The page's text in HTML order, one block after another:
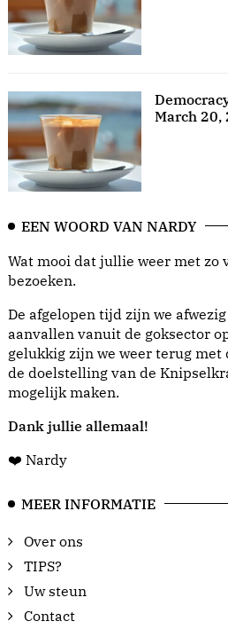
March 20,
EEN WOORD VAN NARDY
Wat mooi dat jullie weer met zo
bezoeken.
De afgelopen tijd zijn we
aanvallen vanuit de goksector
gelukkig zijn we weer terug met
de doelstelling van de
mogelijk maken.
Dank jullie allemaal!
❤️ Nardy
MEER INFORMATIE
Over ons
TIPS?
Uw steun
Contact